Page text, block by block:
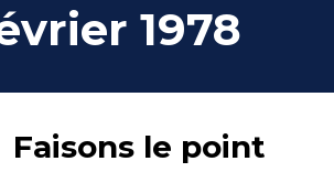
1978
Faisons le point